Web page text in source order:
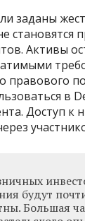
заданы
становятся
Активы
правового
в
Доступ к
будут
Большая